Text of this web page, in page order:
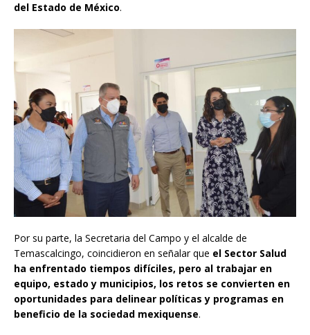
del Estado de México.
Por su parte, la Secretaria del Campo y el alcalde de
Temascalcingo, coincidieron en señalar que el Sector Salud
ha enfrentado tiempos difíciles, pero al trabajar en
equipo, estado y municipios, los retos se convierten en
oportunidades para delinear políticas y programas en
beneficio de la sociedad mexiquense.